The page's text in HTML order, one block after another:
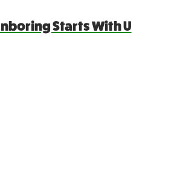
Starts With U